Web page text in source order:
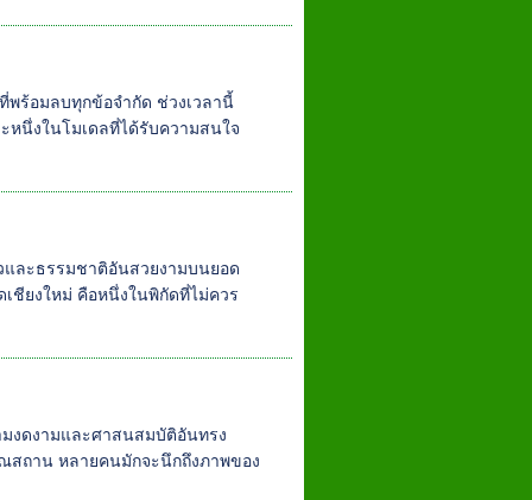
ที่พร้อมลบทุกข้อจำกัด ช่วงเวลานี้
หนึ่งในโมเดลที่ได้รับความสนใจ
ละธรรมชาติอันสวยงามบนยอด
เชียงใหม่ คือหนึ่งในพิกัดที่ไม่ควร
งดงามและศาสนสมบัติอันทรง
ถาน หลายคนมักจะนึกถึงภาพของ